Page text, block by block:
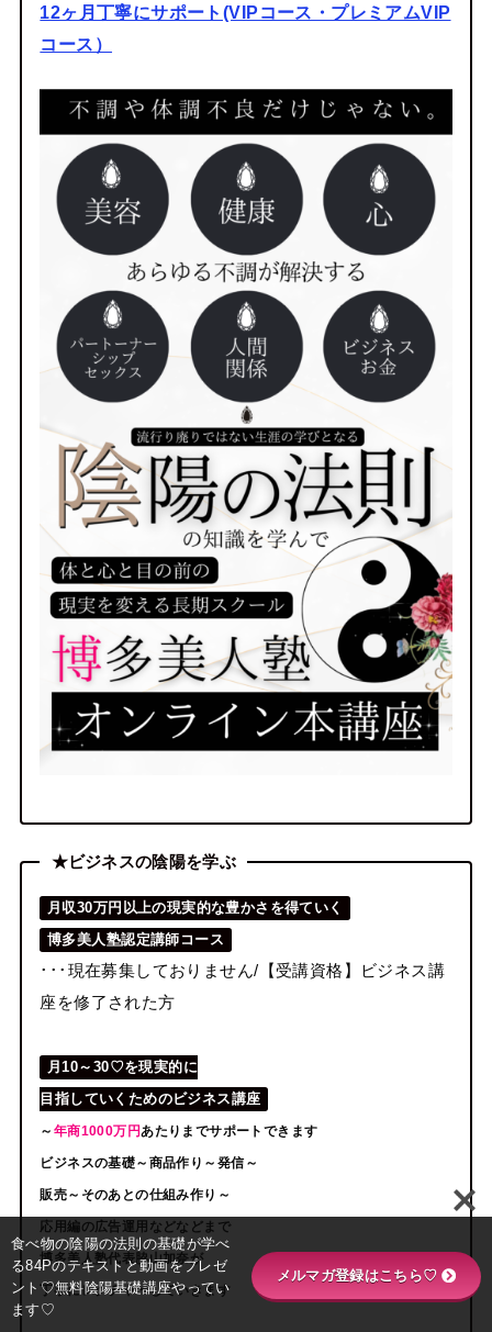
12ヶ月丁寧にサポート(VIPコース・プレミアムVIP
コース）
★ビジネスの陰陽を学ぶ
月収30万円以上の現実的な豊かさを得ていく
博多美人塾認定講師コース
･･･現在募集しておりません/【受講資格】ビジネス講
座を修了された方
月10～30♡を現実的に
目指していくためのビジネス講座
～ 年商1000万円 あたりまでサポートできます
ビジネスの基礎～商品作り～発信～
販売～そのあとの仕組み作り～
応用編の広告運用などなどまで
博多美人塾代表脇山加奈が
丁寧にレクチャーしていきます
食べ物の陰陽の法則の基礎が学べ
る84Pのテキストと動画をプレゼ
ント♡無料陰陽基礎講座やってい
ます♡
メルマガ登録はこちら♡